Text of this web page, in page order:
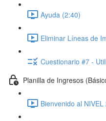
Ayuda (2:40)
Eliminar Líneas de
Cuestionario #7 -
Planilla de Ingresos
Bienvenido al